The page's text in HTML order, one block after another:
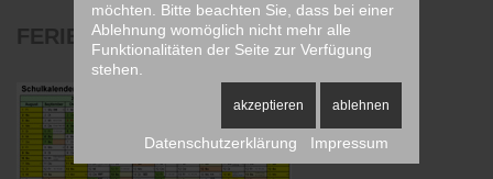
FERIENPLAN2025/2026
möchten. Bitte beachten Sie, dass bei einer
Ablehnung womöglich nicht mehr alle
Funktionalitäten der Seite zur Verfügung
stehen.
akzeptieren ablehnen
Datenschutzerklärung Impressum